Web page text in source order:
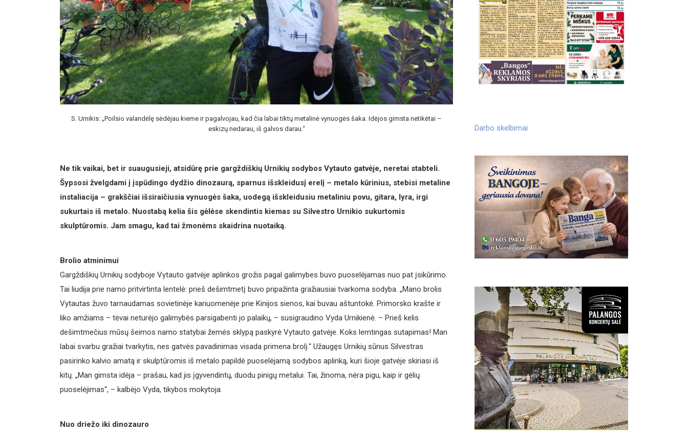
S. Urnikis: „Poilsio valandėlę sėdėjau kieme ir pagalvojau, kad čia labai tiktų metalinė vynuogės šaka. Idėjos gimsta netikėtai –
eskizų nedarau, iš galvos darau.“
Ne tik vaikai, bet ir suaugusieji, atsidūrę prie gargždiškių Urnikių sodybos Vytauto gatvėje, neretai stabteli.
Šypsosi žvelgdami į įspūdingo dydžio dinozaurą, sparnus išskleidusį erelį – metalo kūrinius, stebisi metaline
instaliacija – grakščiai išsiraičiusia vynuogės šaka, uodegą išskleidusiu metaliniu povu, gitara, lyra, irgi
sukurtais iš metalo. Nuostabą kelia šis gėlėse skendintis kiemas su Silvestro Urnikio sukurtomis
skulptūromis. Jam smagu, kad tai žmonėms skaidrina nuotaiką.
Brolio atminimui
Gargždiškių Urnikių sodyboje Vytauto gatvėje aplinkos grožis pagal galimybes buvo puoselėjamas nuo pat įsikūrimo.
Tai liudija prie namo pritvirtinta lentelė: prieš dešimtmetį buvo pripažinta gražiausiai tvarkoma sodyba. „Mano brolis
Vytautas žuvo tarnaudamas sovietinėje kariuomenėje prie Kinijos sienos, kai buvau aštuntokė. Primorsko krašte ir
liko amžiams – tėvai neturėjo galimybės parsigabenti jo palaikų, – susigraudino Vyda Urnikienė. – Prieš kelis
dešimtmečius mūsų šeimos namo statybai žemės sklypą paskyrė Vytauto gatvėje. Koks lemtingas sutapimas! Man
labai svarbu gražiai tvarkytis, nes gatvės pavadinimas visada primena brolį.“ Užaugęs Urnikių sūnus Silvestras
pasirinko kalvio amatą ir skulptūromis iš metalo papildė puoselėjamą sodybos aplinką, kuri šioje gatvėje skiriasi iš
kitų. „Man gimsta idėja – prašau, kad jis įgyvendintų, duodu pinigų metalui. Tai, žinoma, nėra pigu, kaip ir gėlių
puoselėjimas“, – kalbėjo Vyda, tikybos mokytoja.
Nuo driežo iki dinozauro
Darbo skelbimai